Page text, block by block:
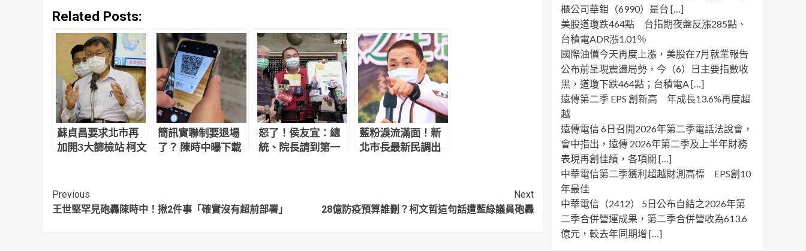
Related Posts:
蘇貞昌要求北市再
加開3大篩檢站 柯文
簡訊實聯制要退場
了？ 陳時中曝下載
怒了！侯友宜：總
統、院長請到第一
藍粉淚流滿面！新
北市長最新民調出
Continue
Reading
Previous
王世堅罕見砲轟陳時中！揪2件事「確實沒有超前部署」
Next
28億防疫預算誰刪？柯文哲這句話遭藍綠議員砲轟
櫃公司華鉬（6990）是台 […]
美股道瓊跌464點 台指期夜盤反漲285點、
台積電ADR漲1.01％
國際油價今天再度上漲，美股在7月就業報告
公布前呈現震盪局勢，今（6）日主要指數收
黑，道瓊下跌464點；台積電A […]
遠傳第二季 EPS 創新高 年成長13.6%再度超
越
遠傳電信 6日召開2026年第二季電話法說會，
會中指出，遠傳 2026年第二季及上半年財務
表現再創佳績，各項關 […]
中華電信第二季獲利超越財測高標 EPS創10
年最佳
中華電信（2412） 5日公布自結之2026年第
二季合併營運成果，第二季合併營收為613.6
億元，較去年同期增 […]